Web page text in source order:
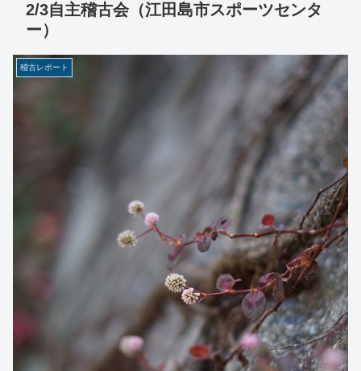
2/3自主稽古会（江田島市スポーツセンタ
ー）
稽古レポート